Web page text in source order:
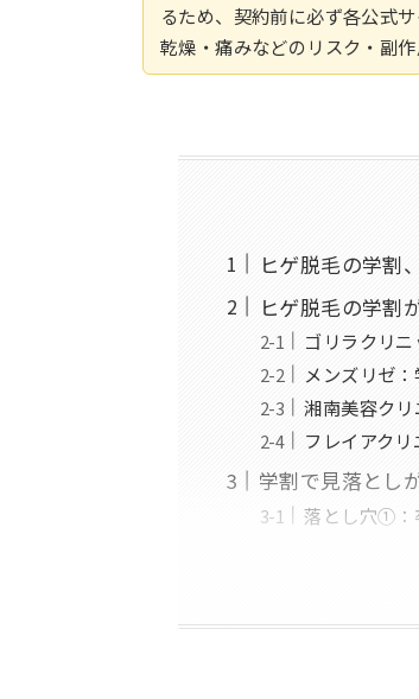
るため、契約前に必ず各公式
乾燥・痛みなどのリスク・副
ヒゲ脱毛の学割
ヒゲ脱毛の学割
ゴリラクリニ
メンズリゼ
湘南美容クリ
フレイアク
学割で見落とし
落とし穴①：